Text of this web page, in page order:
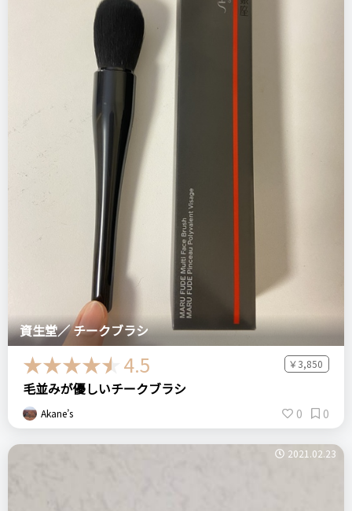
資生堂／ チークブラシ
4.5 ￥3,850
毛並みが優しいチークブラシ
Akane’s 0 0
2021.02.23